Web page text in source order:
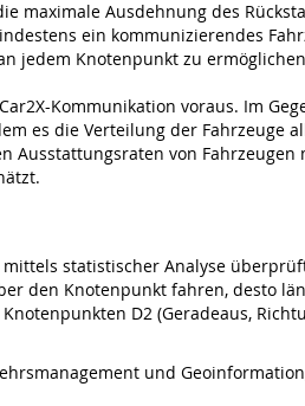
Ausdehnung des
ein kommunizierendes
jedem Knotenpunkt zu
Kommunikation voraus. Im
es die Verteilung der
Ausstattungsraten von
statistischer Analyse
den Knotenpunkt fahren, desto
D2 (Geradeaus,
und